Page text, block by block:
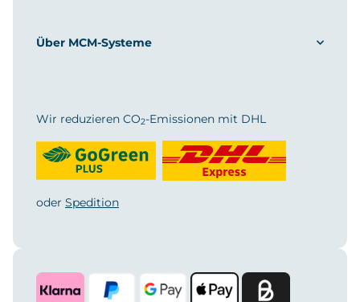
Über MCM-Systeme
Wir reduzieren CO2-Emissionen mit DHL
oder Spedition